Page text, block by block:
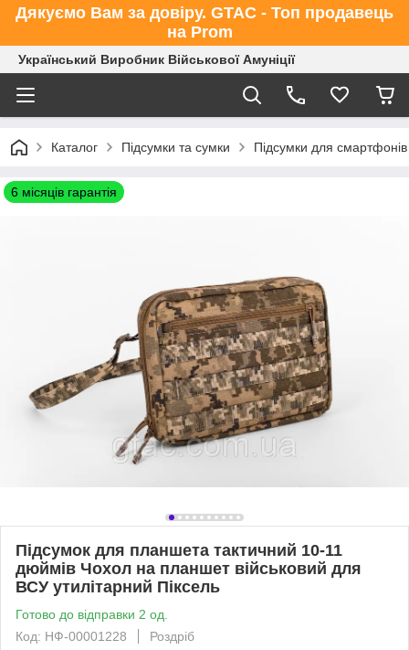
Дякуємо Вам за довіру. GTAC - Топ продавець
на Prom
Український Виробник Військової Амуніції
Каталог Підсумки та сумки Підсумки для
6 місяців гарантія
Підсумок для планшета тактичний 10-11
дюймів Чохол на планшет військовий для
ВСУ утилітарний Піксель
Готово до відправки 2 од.
Код: НФ-00001228
Роздріб